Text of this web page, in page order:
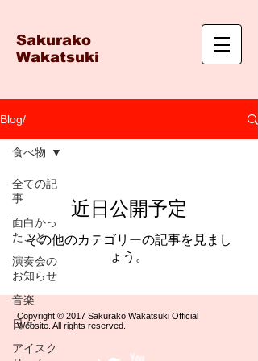
Sakurako
Wakatsuki
Blog/
全ての記
事
面白かっ
たこと
演奏会の
お知らせ
音楽
日々
アイスク
食べ物
近日公開予定
その他のカテゴリーの記事を見まし
ょう。
Copyright © 2017 Sakurako Wakatsuki Official
Website. All rights reserved.